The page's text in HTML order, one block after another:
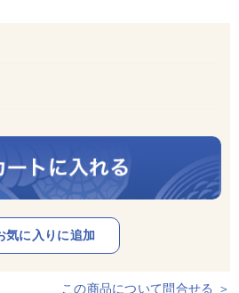
この商品について問合せる ＞